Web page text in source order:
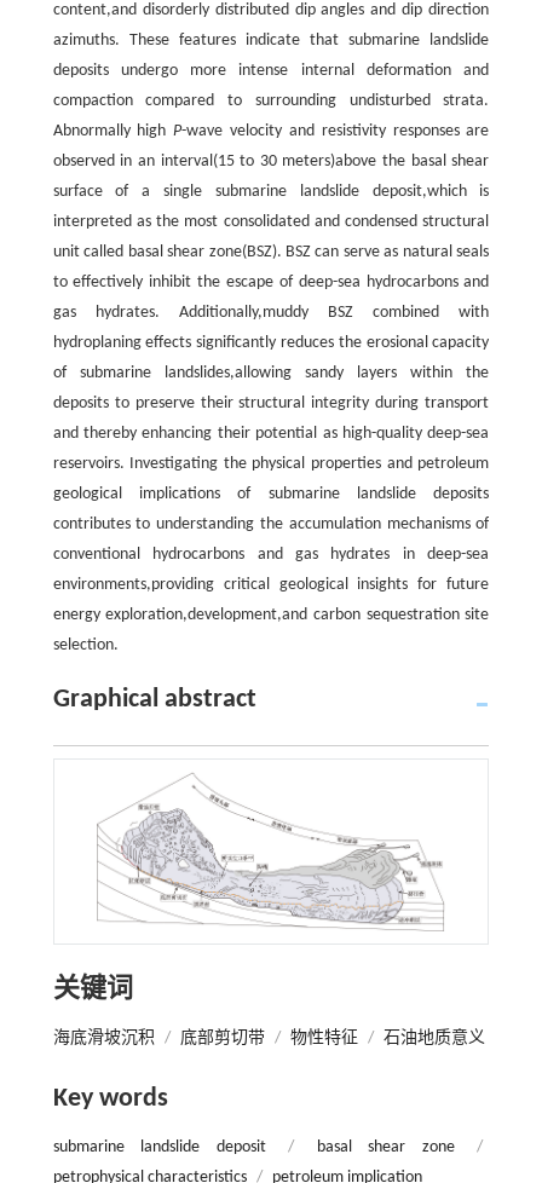
content,and disorderly distributed dip angles and dip direction
azimuths. These features indicate that submarine landslide
deposits undergo more intense internal deformation and
compaction compared to surrounding undisturbed strata.
Abnormally highP-wave velocity and resistivity responses are
observed in an interval(15 to 30 meters)above the basal shear
surface of a single submarine landslide deposit,which is
interpreted as the most consolidated and condensed structural
unit called basal shear zone(BSZ). BSZ can serve as natural seals
to effectively inhibit the escape of deep-sea hydrocarbons and
gas hydrates. Additionally,muddy BSZ combined with
hydroplaning effects significantly reduces the erosional capacity
of submarine landslides,allowing sandy layers within the
deposits to preserve their structural integrity during transport
and thereby enhancing their potential as high-quality deep-sea
reservoirs. Investigating the physical properties and petroleum
geological implications of submarine landslide deposits
contributes to understanding the accumulation mechanisms of
conventional hydrocarbons and gas hydrates in deep-sea
environments,providing critical geological insights for future
energy exploration,development,and carbon sequestration site
selection.
Graphical abstract
关键词
海底滑坡沉积 / 底部剪切带 / 物性特征 / 石油地质意义
Key words
submarine landslide deposit / basal shear zone
/
petrophysical characteristics / petroleum implication